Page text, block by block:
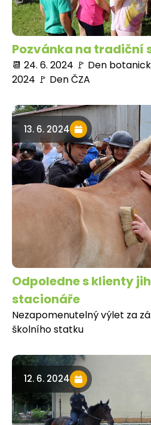
Pozvánka na tradiční
📆 24. 6. 2024 🚩 Den
2024 🚩 Den ČZA
13. 6. 2024
Odpoledne s klienty
stacionáře
Nezapomenutelný výlet za
školního statku
12. 6. 2024